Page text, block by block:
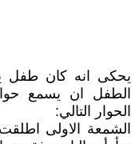
يحكى انه كان طفل
الطفل ان يسمع
الحوار التالي:
الشمعة الاولى